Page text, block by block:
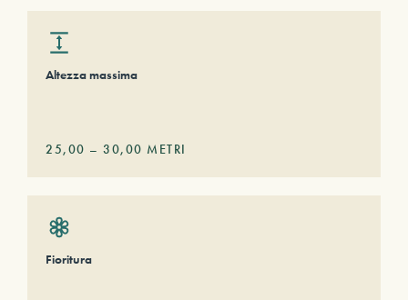
Altezza massima
25,00 – 30,00 METRI
Fioritura